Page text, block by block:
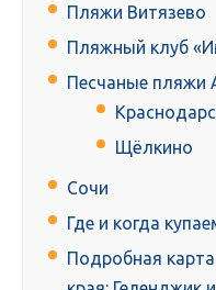
Пляжи Витязево
Пляжный клуб
Песчаные пляжи
Щёлкино
Сочи
Где и когда
Подробная